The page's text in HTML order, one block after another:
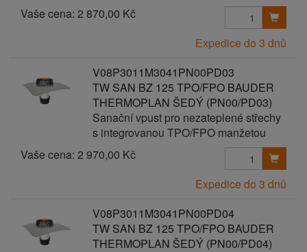
Vaše cena: 2 870,00 Kč
Expedice do 3 dnů
V08P3011M3041PN00PD03
TW SAN BZ 125 TPO/FPO BAUDER
THERMOPLAN ŠEDÝ (PN00/PD03)
Sanační vpust pro nezateplené střechy
s integrovanou TPO/FPO manžetou
Vaše cena: 2 970,00 Kč
Expedice do 3 dnů
V08P3011M3041PN00PD04
TW SAN BZ 125 TPO/FPO BAUDER
THERMOPLAN ŠEDÝ (PN00/PD04)